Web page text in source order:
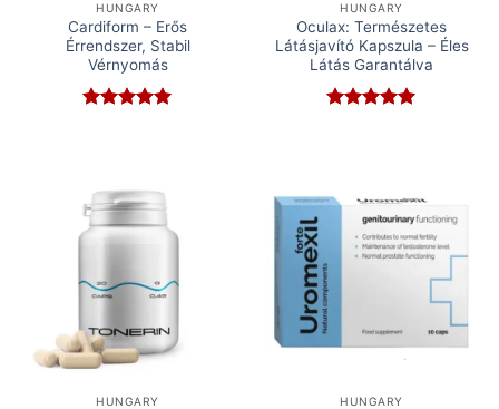
HUNGARY
Cardiform – Erős
Érrendszer, Stabil
Vérnyomás
HUNGARY
Oculax: Természetes
Látásjavító Kapszula – Éles
Látás Garantálva
HUNGARY HUNGARY